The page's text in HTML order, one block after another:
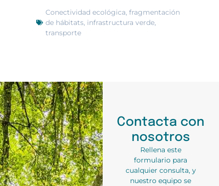
Conectividad ecológica,fragmentación
de hábitats, infrastructura verde,
transporte
Contacta con
nosotros
Rellena este
formulario para
cualquier consulta, y
nuestro equipo se